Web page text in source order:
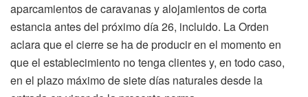
aparcamientos de caravanas y alojamientos de corta
estancia antes del próximo día 26, incluido. La Orden
aclara que el cierre se ha de producir en el momento en
que el establecimiento no tenga clientes y, en todo caso,
en el plazo máximo de siete días naturales desde la